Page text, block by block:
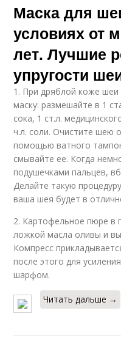
Маски из
Кефирная маска
Маски для
возрастной кожи
Маска от морщин
Маска для
условиях от
лет. Лучшие
упругости
1. При дряблой коже шеи
маску: размешайте в 1
сока, 1 ст.л.
ч.л. соли. Очистите шею
помощью ватного
смывайте ее. Когда
подушечками пальцев,
Делайте такую
ваша шея будет в
2. Картофельное пюре в
ложкой масла оливы и
Компресс
после этого для
шарфом.
Читать дальше →